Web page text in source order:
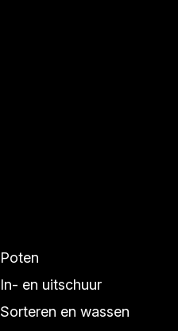
Poten
In- en uitschuur
Sorteren en wassen